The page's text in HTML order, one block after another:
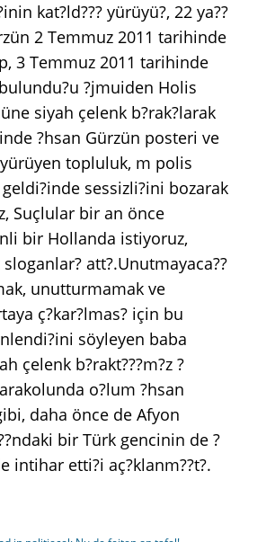
kat?ld??? yürüyü?, 22 ya??
2 Temmuz 2011 tarihinde
3 Temmuz 2011 tarihinde
?jmuiden Holis
siyah çelenk b?rak?larak
?hsan Gürzün posteri ve
topluluk, m polis
sessizli?ini bozarak
Suçlular bir an önce
bir Hollanda istiyoruz,
sloganlar? att?.Unutmayaca??
unutturmamak ve
ç?kar?lmas? için bu
söyleyen baba
çelenk b?rakt???m?z ?
o?lum ?hsan
daha önce de Afyon
bir Türk gencinin de ?
intihar etti?i aç?klanm??t?.